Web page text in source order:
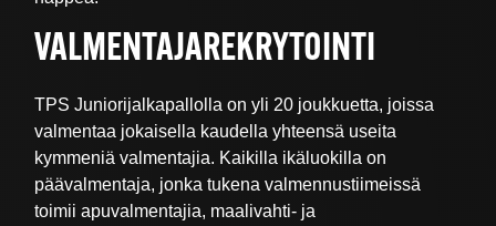
VALMENTAJAREKRYTOINTI
TPS Juniorijalkapallolla on yli 20 joukkuetta, joissa
valmentaa jokaisella kaudella yhteensä useita
kymmeniä valmentajia. Kaikilla ikäluokilla on
päävalmentaja, jonka tukena valmennustiimeissä
toimii apuvalmentajia, maalivahti- ja